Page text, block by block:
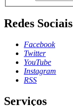
Redes Sociais
Facebook
Twitter
YouTube
Instagram
RSS
Serviços